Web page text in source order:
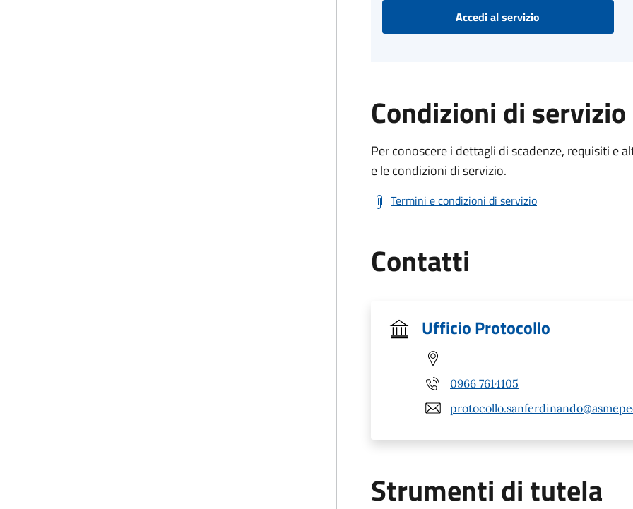
Accedi al servizio
Condizioni di servizio
Per conoscere i dettagli di scadenze, requisiti e
e le condizioni di servizio.
Termini e condizioni di servizio
Contatti
Ufficio Protocollo
0966 7614105
Strumenti di tutela